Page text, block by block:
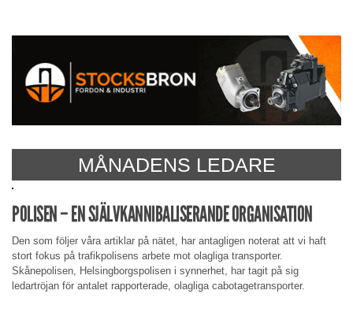
MÅNADENS LEDARE
POLISEN – EN SJÄLVKANNIBALISERANDE ORGANISATION
Den som följer våra artiklar på nätet, har antagligen noterat att vi haft
stort fokus på trafikpolisens arbete mot olagliga transporter.
Skånepolisen, Helsingborgspolisen i synnerhet, har tagit på sig
ledartröjan för antalet rapporterade, olagliga cabotagetransporter.